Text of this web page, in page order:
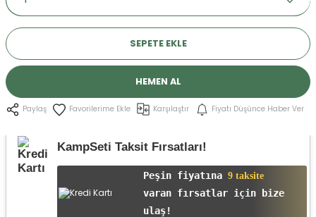
SEPETE EKLE
HEMEN AL
Paylaş Karşılaştır Fiyatı Düşünce Haber Ver
KampSeti Taksit Fırsatları!
Peşin fiyatına 9 taksite
varan fırsatlar için bize
ulaş!